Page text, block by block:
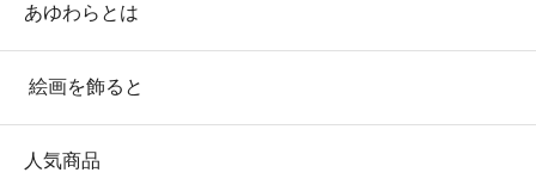
あゆわらとは
絵画を飾ると
人気商品